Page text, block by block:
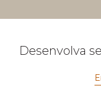
Desenvolva